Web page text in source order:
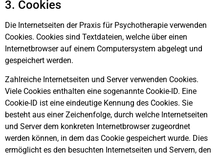
3. Cookies
Die Internetseiten der Praxis für Psychotherapie verwenden
Cookies. Cookies sind Textdateien, welche über einen
Internetbrowser auf einem Computersystem abgelegt und
gespeichert werden.
Zahlreiche Internetseiten und Server verwenden Cookies.
Viele Cookies enthalten eine sogenannte Cookie-ID. Eine
Cookie-ID ist eine eindeutige Kennung des Cookies. Sie
besteht aus einer Zeichenfolge, durch welche Internetseiten
und Server dem konkreten Internetbrowser zugeordnet
werden können, in dem das Cookie gespeichert wurde. Dies
ermöglicht es den besuchten Internetseiten und Servern, den